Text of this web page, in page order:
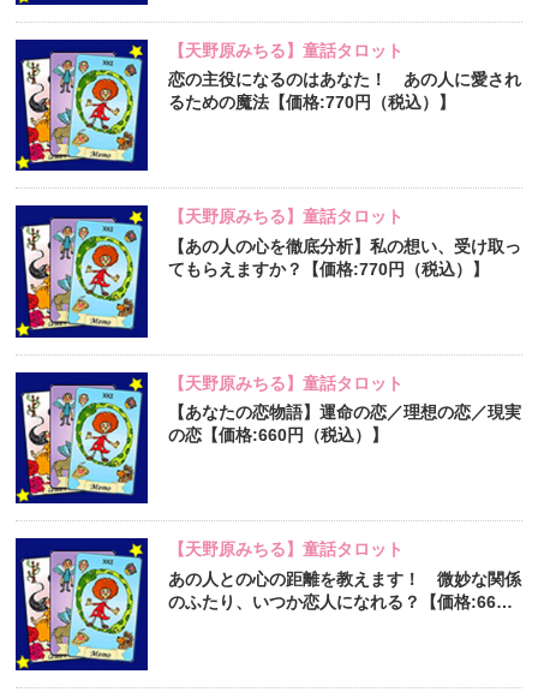
【天野原みちる】童話タロット
恋の主役になるのはあなた！ あの人に愛され
るための魔法【価格:770円（税込）】
【天野原みちる】童話タロット
【あの人の心を徹底分析】私の想い、受け取っ
てもらえますか？【価格:770円（税込）】
【天野原みちる】童話タロット
【あなたの恋物語】運命の恋／理想の恋／現実
の恋【価格:660円（税込）】
【天野原みちる】童話タロット
あの人との心の距離を教えます！ 微妙な関係
のふたり、いつか恋人になれる？【価格:660